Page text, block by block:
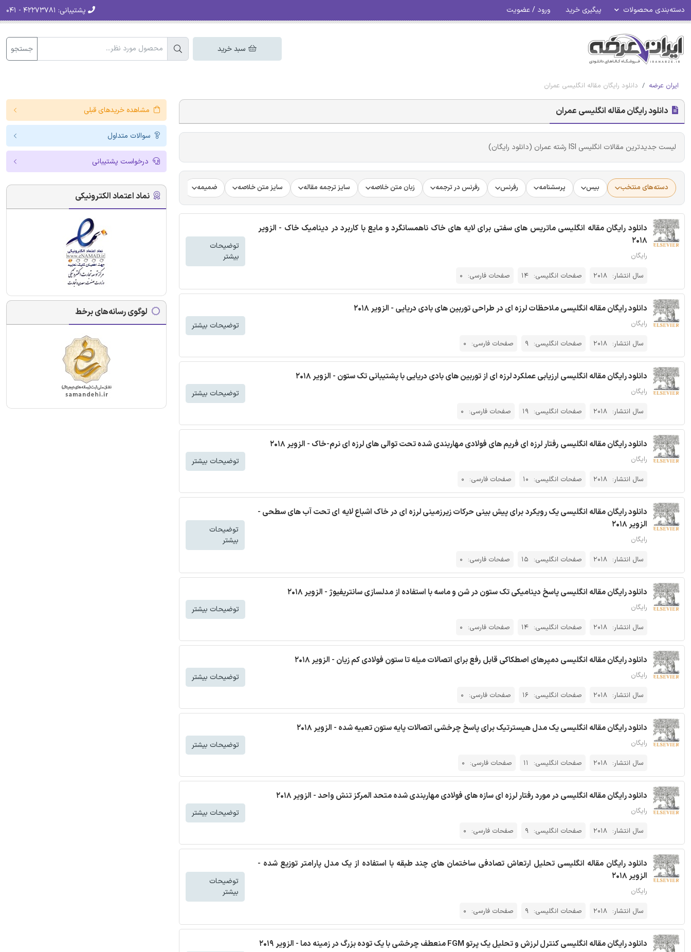
دسته‌بندی محصولات پیگیری خرید ورود / عضویت پشتیبانی:
سبد خرید جستجو
ایران عرضه دانلود رایگان مقاله انگلیسی عمران
دانلود رایگان مقاله انگلیسی عمران
لیست جدیدترین مقالات انگلیسی ISI رشته عمران (دانلود رایگان)
دسته‌های منتخب بیس پرسشنامه رفرنس رفرنس در ترجمه زبان متن خلاصه سایز ترجمه مقاله سایز متن خلاصه ضمیمه فرضیه فرمت ترجمه مقاله فرمت مقاله انگلیسی
دانلود رایگان مقاله انگلیسی ماتریس های سفتی برای لایه های خاک ناهمسانگرد و مایع با کاربرد در دینامیک خاک - الزویر
2018
رایگان
سال انتشار: 2018 صفحات انگلیسی: 14 صفحات فارسی: 0
توضیحات
بیشتر
دانلود رایگان مقاله انگلیسی ملاحظات لرزه ای در طراحی توربین های بادی دریایی - الزویر 2018
رایگان
سال انتشار: 2018 صفحات انگلیسی: 9 صفحات فارسی: 0
توضیحات بیشتر
دانلود رایگان مقاله انگلیسی ارزیابی عملکرد لرزه ای از توربین های بادی دریایی با پشتیبانی تک ستون - الزویر 2018
رایگان
سال انتشار: 2018 صفحات انگلیسی: 19 صفحات فارسی: 0
توضیحات بیشتر
دانلود رایگان مقاله انگلیسی رفتار لرزه ای فریم های فولادی مهاربندی شده تحت توالی های لرزه ای نرم-خاک - الزویر 2018
رایگان
سال انتشار: 2018 صفحات انگلیسی: 10 صفحات فارسی: 0
توضیحات بیشتر
دانلود رایگان مقاله انگلیسی یک رویکرد برای پیش بینی حرکات زیرزمینی لرزه ای در خاک اشباع لایه ای تحت آب های سطحی -
الزویر 2018
رایگان
سال انتشار: 2018 صفحات انگلیسی: 15 صفحات فارسی: 0
توضیحات
بیشتر
دانلود رایگان مقاله انگلیسی پاسخ دینامیکی تک ستون در شن و ماسه با استفاده از مدلسازی سانتریفیوژ - الزویر 2018
رایگان
سال انتشار: 2018 صفحات انگلیسی: 14 صفحات فارسی: 0
توضیحات بیشتر
دانلود رایگان مقاله انگلیسی دمپرهای اصطکاکی قابل رفع برای اتصالات میله تا ستون فولادی کم زیان - الزویر 2018
رایگان
سال انتشار: 2018 صفحات انگلیسی: 16 صفحات فارسی: 0
توضیحات بیشتر
دانلود رایگان مقاله انگلیسی یک مدل هیسترتیک برای پاسخ چرخشی اتصالات پایه ستون تعبیه شده - الزویر 2018
رایگان
سال انتشار: 2018 صفحات انگلیسی: 11 صفحات فارسی: 0
توضیحات بیشتر
دانلود رایگان مقاله انگلیسی در مورد رفتار لرزه ای سازه های فولادی مهاربندی شده متحد المرکز تنش واحد - الزویر 2018
رایگان
سال انتشار: 2018 صفحات انگلیسی: 9 صفحات فارسی: 0
توضیحات بیشتر
دانلود رایگان مقاله انگلیسی تحلیل ارتعاش تصادفی ساختمان های چند طبقه با استفاده از یک مدل پارامتر توزیع شده -
الزویر 2018
رایگان
سال انتشار: 2018 صفحات انگلیسی: 9 صفحات فارسی: 0
توضیحات
بیشتر
دانلود رایگان مقاله انگلیسی کنترل لرزش و تحلیل یک پرتو FGM منعطف چرخشی با یک توده بزرگ در زمینه دما - الزویر 2019
مشاهده خریدهای قبلی
سوالات متداول
درخواست پشتیبانی
نماد اعتماد الکترونیکی
لوگوی رسانه‌های برخط